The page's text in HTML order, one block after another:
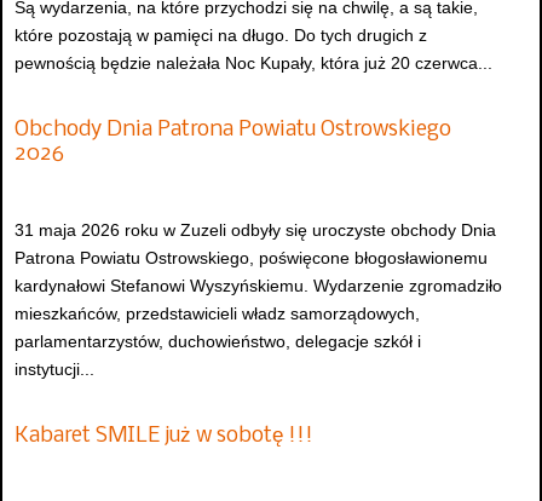
Są wydarzenia, na które przychodzi się na chwilę, a są takie,
które pozostają w pamięci na długo. Do tych drugich z
pewnością będzie należała Noc Kupały, która już 20 czerwca...
Obchody Dnia Patrona Powiatu Ostrowskiego
2026
31 maja 2026 roku w Zuzeli odbyły się uroczyste obchody Dnia
Patrona Powiatu Ostrowskiego, poświęcone błogosławionemu
kardynałowi Stefanowi Wyszyńskiemu. Wydarzenie zgromadziło
mieszkańców, przedstawicieli władz samorządowych,
parlamentarzystów, duchowieństwo, delegacje szkół i
instytucji...
Kabaret SMILE już w sobotę !!!